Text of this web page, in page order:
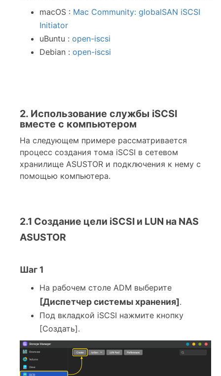
macOS : Mac Community: globalSAN iSCSI
Initiator
uBuntu : open-iscsi
Debian : open-iscsi
2. Использование службы iSCSI
вместе с компьютером
На следующем примере рассматривается
процесс создания тома iSCSI в сетевом
хранилище ASUSTOR и подключения к нему с
помощью компьютера.
2.1 Создание цели iSCSI и LUN на NAS
ASUSTOR
Шаг 1
На рабочем столе ADM выберите
[Диспетчер системы хранения].
Под вкладкой iSCSI нажмите кнопку
[Создать].